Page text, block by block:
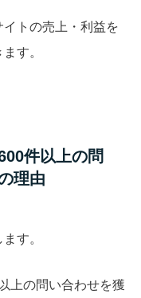
トの売上・利益を
す。
件以上の問
理由
す。
上の問い合わせを獲